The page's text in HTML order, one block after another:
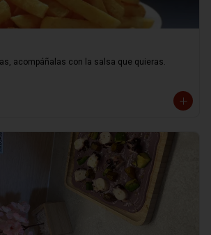
acompáñalas con la salsa que quieras.